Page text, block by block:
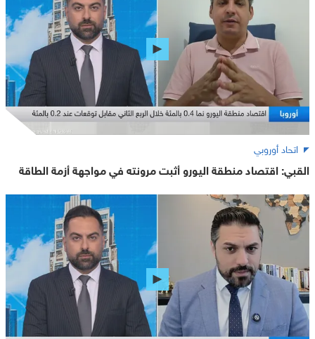
اتحاد أوروبي
القبي: اقتصاد منطقة اليورو أثبت مرونته في مواجهة أزمة الطاقة